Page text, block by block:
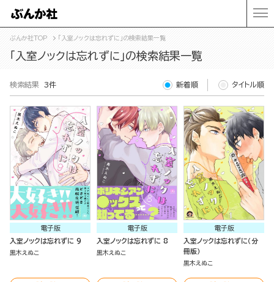
ぶんか社TOP 「入室ノックは忘れずに」の検索結果一覧
「入室ノックは忘れずに」の検索結果一覧
検索結果 3件 新着順 タイトル順
電子版
入室ノックは忘れずに 9
黒木えぬこ
電子版
入室ノックは忘れずに 8
黒木えぬこ
電子版
入室ノックは忘れずに（分
冊版）
黒木えぬこ